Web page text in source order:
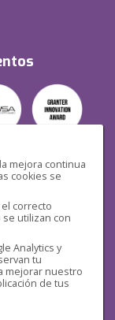
mejora continua
cookies se
correcto
utilizan con
Analytics y
tu
mejorar nuestro
de tus